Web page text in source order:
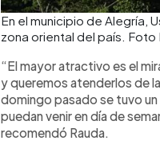
En el municipio de Alegría,
zona oriental del país. Foto
“El mayor atractivo es el
y queremos atenderlos de
domingo pasado se tuvo
puedan venir en día de
recomendó Rauda.